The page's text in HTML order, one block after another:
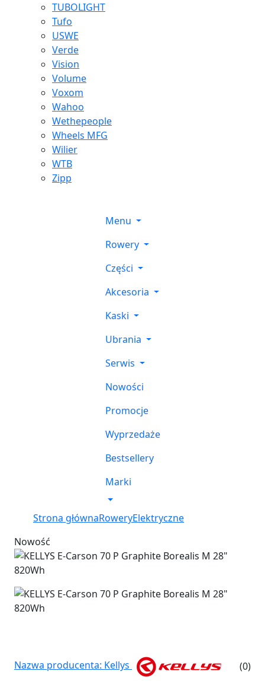
TUBOLIGHT
Tufo
USWE
Verde
Vision
Volume
Voxom
Wahoo
Wethepeople
Wheels MFG
Wilier
WTB
Zipp
Menu
Rowery
Części
Akcesoria
Kaski
Ubrania
Serwis
Nowości
Promocje
Wyprzedaże
Bestsellery
Marki
Strona głównaRoweryElektryczne
Nowość
Nazwa producenta: Kellys (0)